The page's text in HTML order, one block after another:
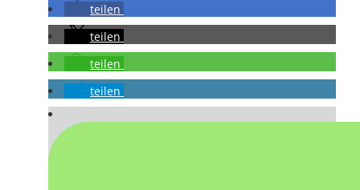
teilen
teilen
teilen
teilen